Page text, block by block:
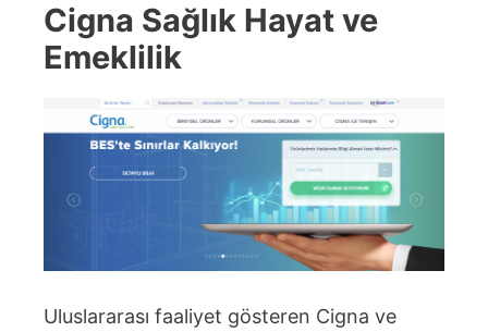
Cigna Sağlık Hayat ve
Emeklilik
Uluslararası faaliyet gösteren Cigna ve